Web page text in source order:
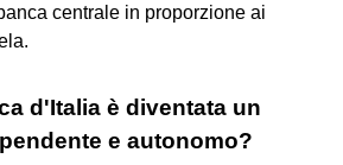
centrale in proporzione ai
d'Italia è diventata un
e autonomo?